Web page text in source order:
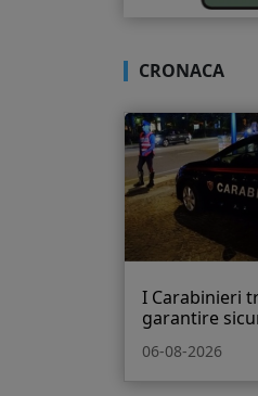
CRONACA
I Carabinieri
garantire
06-08-2026